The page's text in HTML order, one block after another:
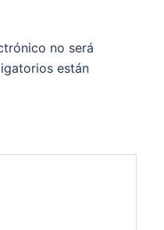
no será
están